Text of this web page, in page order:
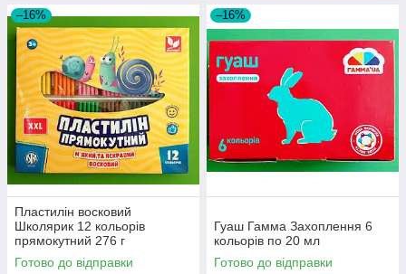
–16%
Пластилін восковий
Школярик 12 кольорів
прямокутний 276 г
Готово до відправки
–16%
Гуаш Гамма Захоплення 6
кольорів по 20 мл
Готово до відправки